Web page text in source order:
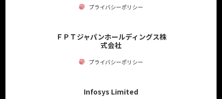
プライバシーポリシー
ＦＰＴジャパンホールディングス株
式会社
プライバシーポリシー
Infosys Limited